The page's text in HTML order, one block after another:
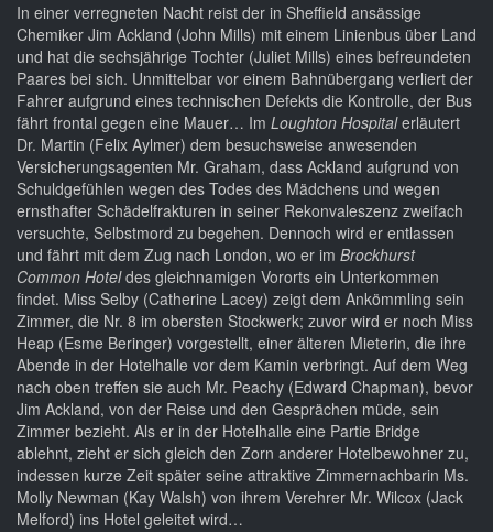
In einer verregneten Nacht reist der in Sheffield ansässige
Chemiker Jim Ackland (John Mills) mit einem Linienbus über Land
und hat die sechsjährige Tochter (Juliet Mills) eines befreundeten
Paares bei sich. Unmittelbar vor einem Bahnübergang verliert der
Fahrer aufgrund eines technischen Defekts die Kontrolle, der Bus
fährt frontal gegen eine Mauer… Im Loughton Hospitalerläutert
Dr. Martin (Felix Aylmer) dem besuchsweise anwesenden
Versicherungsagenten Mr. Graham, dass Ackland aufgrund von
Schuldgefühlen wegen des Todes des Mädchens und wegen
ernsthafter Schädelfrakturen in seiner Rekonvaleszenz zweifach
versuchte, Selbstmord zu begehen. Dennoch wird er entlassen
und fährt mit dem Zug nach London, wo er im Brockhurst
Common Hoteldes gleichnamigen Vororts ein Unterkommen
findet. Miss Selby (Catherine Lacey) zeigt dem Ankömmling sein
Zimmer, die Nr. 8 im obersten Stockwerk; zuvor wird er noch Miss
Heap (Esme Beringer) vorgestellt, einer älteren Mieterin, die ihre
Abende in der Hotelhalle vor dem Kamin verbringt. Auf dem Weg
nach oben treffen sie auch Mr. Peachy (Edward Chapman), bevor
Jim Ackland, von der Reise und den Gesprächen müde, sein
Zimmer bezieht. Als er in der Hotelhalle eine Partie Bridge
ablehnt, zieht er sich gleich den Zorn anderer Hotelbewohner zu,
indessen kurze Zeit später seine attraktive Zimmernachbarin Ms.
Molly Newman (Kay Walsh) von ihrem Verehrer Mr. Wilcox (Jack
Melford) ins Hotel geleitet wird…